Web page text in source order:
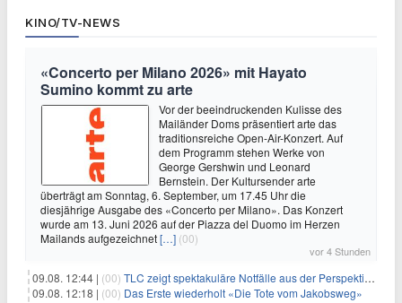
KINO/TV-NEWS
«Concerto per Milano 2026» mit Hayato
Sumino kommt zu arte
Vor der beeindruckenden Kulisse des
Mailänder Doms präsentiert arte das
traditionsreiche Open-Air-Konzert. Auf
dem Programm stehen Werke von
George Gershwin und Leonard
Bernstein. Der Kultursender arte
überträgt am Sonntag, 6. September, um 17.45 Uhr die
diesjährige Ausgabe des «Concerto per Milano». Das Konzert
wurde am 13. Juni 2026 auf der Piazza del Duomo im Herzen
Mailands aufgezeichnet[…] (00)
vor 4 Stunden
09.08. 12:44 | (00) TLC zeigt spektakuläre Notfälle aus der Perspektive der Patienten
09.08. 12:18 | (00) Das Erste wiederholt «Die Tote vom Jakobsweg»